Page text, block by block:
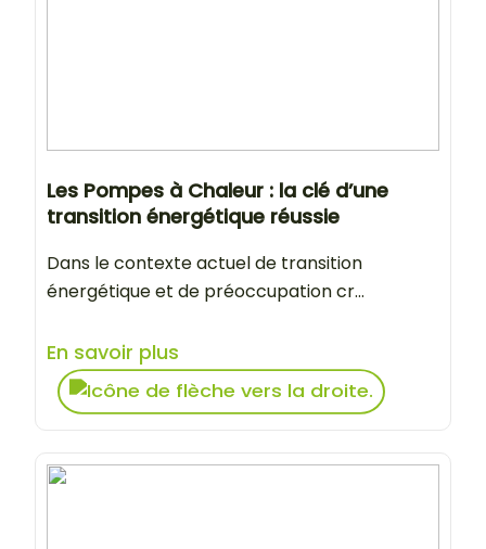
Les Pompes à Chaleur : la clé d’une
transition énergétique réussie
Dans le contexte actuel de transition
énergétique et de préoccupation cr...
En savoir plus